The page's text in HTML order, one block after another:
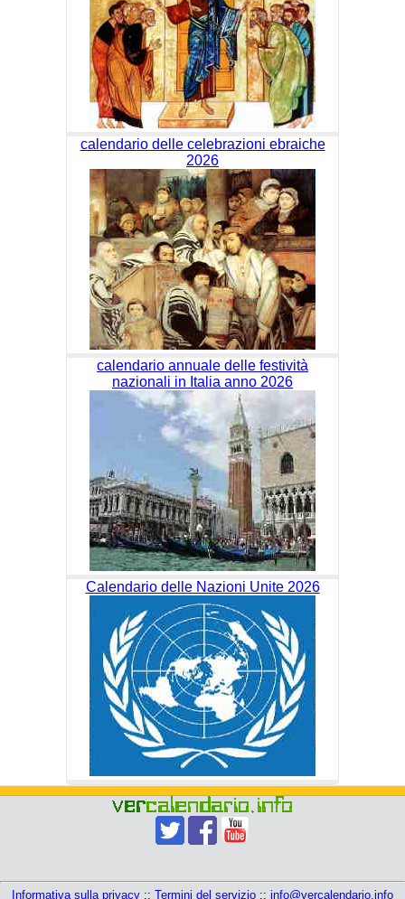
calendario delle celebrazioni ebraiche
2026
calendario annuale delle festività
nazionali in Italia anno 2026
Calendario delle Nazioni Unite 2026
Informativa sulla privacy :: Termini del servizio :: info@vercalendario.info